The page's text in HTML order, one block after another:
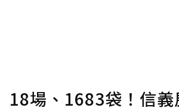
18場、1683袋！信義